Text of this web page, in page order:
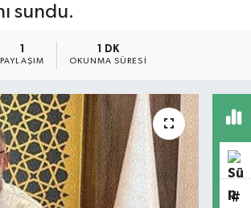
sundu.
1
PAYLAŞIM
1 DK
OKUNMA SÜRESI
#